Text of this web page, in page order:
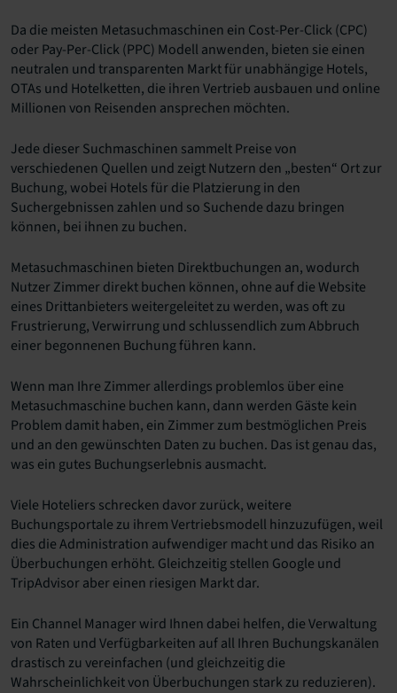
Da die meisten Metasuchmaschinen ein Cost-Per-Click (CPC)
oder Pay-Per-Click (PPC) Modell anwenden, bieten sie einen
neutralen und transparenten Markt für unabhängige Hotels,
OTAs und Hotelketten, die ihren Vertrieb ausbauen und online
Millionen von Reisenden ansprechen möchten.
Jede dieser Suchmaschinen sammelt Preise von
verschiedenen Quellen und zeigt Nutzern den „besten“ Ort zur
Buchung, wobei Hotels für die Platzierung in den
Suchergebnissen zahlen und so Suchende dazu bringen
können, bei ihnen zu buchen.
Metasuchmaschinen bieten Direktbuchungen an, wodurch
Nutzer Zimmer direkt buchen können, ohne auf die Website
eines Drittanbieters weitergeleitet zu werden, was oft zu
Frustrierung, Verwirrung und schlussendlich zum Abbruch
einer begonnenen Buchung führen kann.
Wenn man Ihre Zimmer allerdings problemlos über eine
Metasuchmaschine buchen kann, dann werden Gäste kein
Problem damit haben, ein Zimmer zum bestmöglichen Preis
und an den gewünschten Daten zu buchen. Das ist genau das,
was ein gutes Buchungserlebnis ausmacht.
Viele Hoteliers schrecken davor zurück, weitere
Buchungsportale zu ihrem Vertriebsmodell hinzuzufügen, weil
dies die Administration aufwendiger macht und das Risiko an
Überbuchungen erhöht. Gleichzeitig stellen Google und
TripAdvisor aber einen riesigen Markt dar.
Ein Channel Manager wird Ihnen dabei helfen, die Verwaltung
von Raten und Verfügbarkeiten auf all Ihren Buchungskanälen
drastisch zu vereinfachen (und gleichzeitig die
Wahrscheinlichkeit von Überbuchungen stark zu reduzieren).